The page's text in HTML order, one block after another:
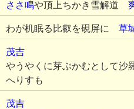
ささ鳴や頂上ちかき雪解道
わが机眠る比叡を硯屏に 草
茂吉
やうやくに芽ぶかむとして沙
へりすも
茂吉